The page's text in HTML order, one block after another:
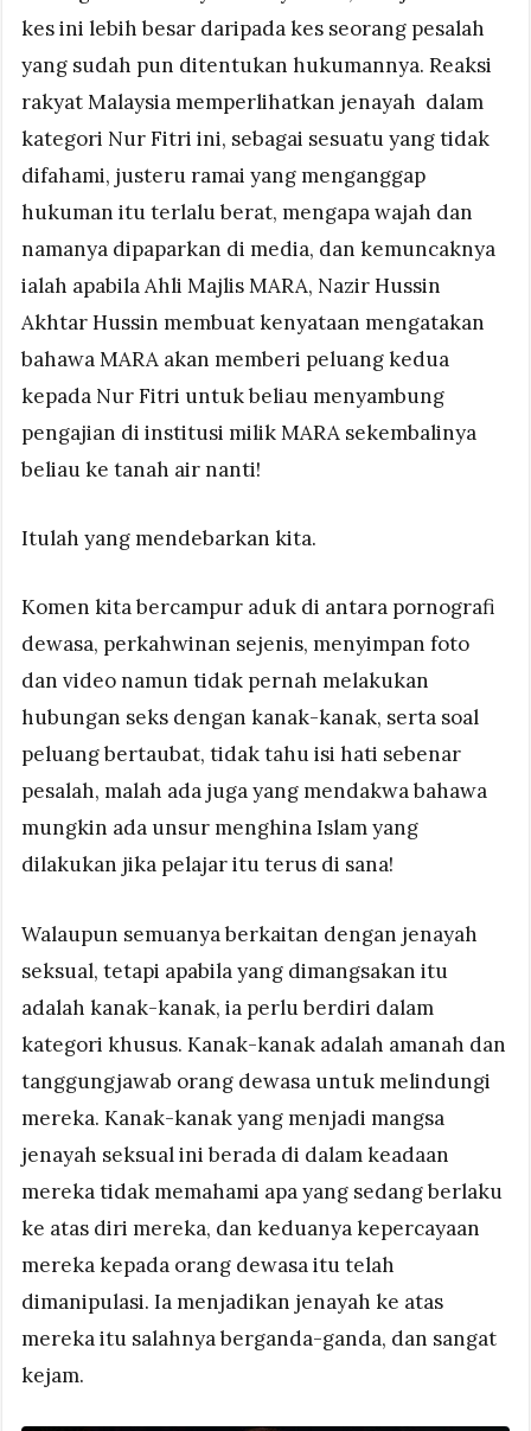
kes ini lebih besar daripada kes seorang pesalah
yang sudah pun ditentukan hukumannya. Reaksi
rakyat Malaysia memperlihatkan jenayah dalam
kategori Nur Fitri ini, sebagai sesuatu yang tidak
difahami, justeru ramai yang menganggap
hukuman itu terlalu berat, mengapa wajah dan
namanya dipaparkan di media, dan kemuncaknya
ialah apabila Ahli Majlis MARA, Nazir Hussin
Akhtar Hussin membuat kenyataan mengatakan
bahawa MARA akan memberi peluang kedua
kepada Nur Fitri untuk beliau menyambung
pengajian di institusi milik MARA sekembalinya
beliau ke tanah air nanti!
Itulah yang mendebarkan kita.
Komen kita bercampur aduk di antara pornografi
dewasa, perkahwinan sejenis, menyimpan foto
dan video namun tidak pernah melakukan
hubungan seks dengan kanak-kanak, serta soal
peluang bertaubat, tidak tahu isi hati sebenar
pesalah, malah ada juga yang mendakwa bahawa
mungkin ada unsur menghina Islam yang
dilakukan jika pelajar itu terus di sana!
Walaupun semuanya berkaitan dengan jenayah
seksual, tetapi apabila yang dimangsakan itu
adalah kanak-kanak, ia perlu berdiri dalam
kategori khusus. Kanak-kanak adalah amanah dan
tanggungjawab orang dewasa untuk melindungi
mereka. Kanak-kanak yang menjadi mangsa
jenayah seksual ini berada di dalam keadaan
mereka tidak memahami apa yang sedang berlaku
ke atas diri mereka, dan keduanya kepercayaan
mereka kepada orang dewasa itu telah
dimanipulasi. Ia menjadikan jenayah ke atas
mereka itu salahnya berganda-ganda, dan sangat
kejam.